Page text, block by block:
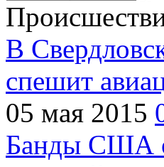
В
спешит
05 мая 2015
Банды США